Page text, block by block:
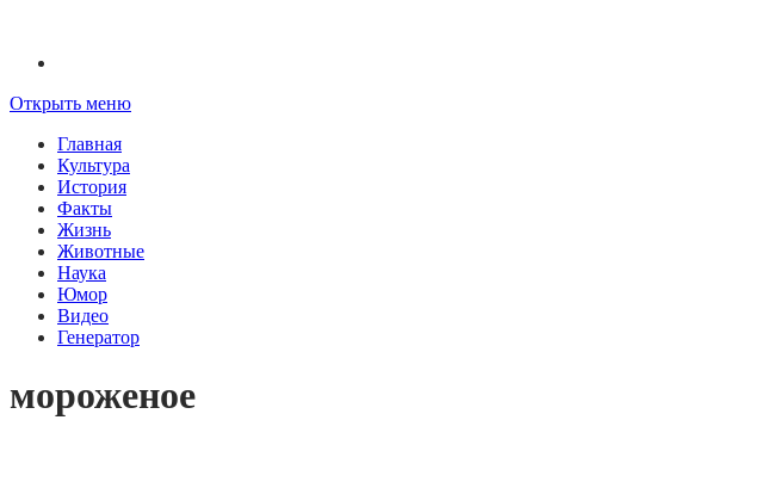
Открыть меню
Главная
Культура
История
Факты
Жизнь
Животные
Наука
Юмор
Видео
Генератор
мороженое